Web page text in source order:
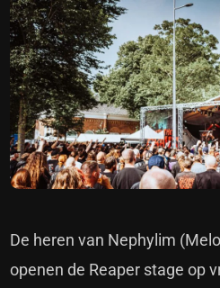
De heren van Nephylim
openen de Reaper stage op